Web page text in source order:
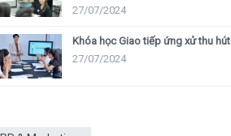
27/07/2024
Khóa học Giao tiếp ứng xử thu hút
27/07/2024